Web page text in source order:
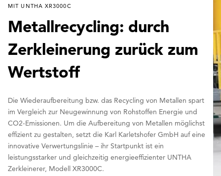
MIT UNTHA XR3000C
Metallrecycling: durch
Zerkleinerung zurück zum
Wertstoff
Die Wiederaufbereitung bzw. das Recycling von Metallen spart
im Vergleich zur Neugewinnung von Rohstoffen Energie und
CO2-Emissionen. Um die Aufbereitung von Metallen möglichst
effizient zu gestalten, setzt die Karl Karletshofer GmbH auf eine
innovative Verwertungslinie – ihr Startpunkt ist ein
leistungsstarker und gleichzeitig energieeffizienter UNTHA
Zerkleinerer, Modell XR3000C.